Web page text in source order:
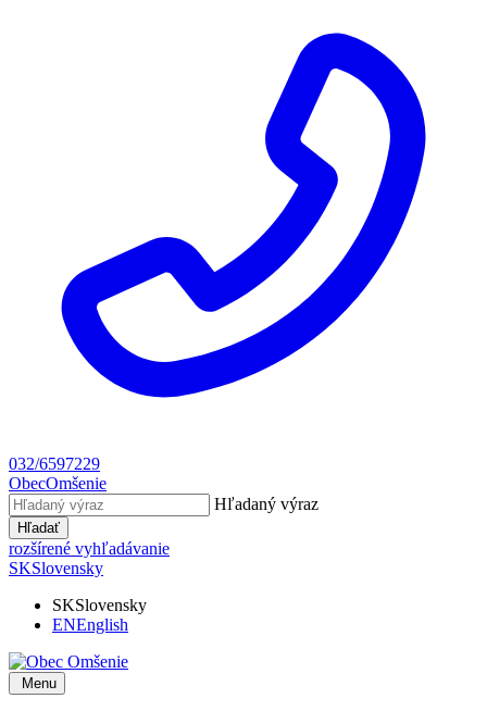
032/6597229
ObecOmšenie
Hľadaný výraz
Hľadať
rozšírené vyhľadávanie
SKSlovensky
SKSlovensky
ENEnglish
Menu